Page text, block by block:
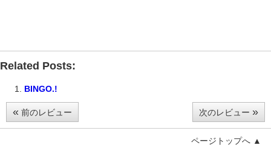
Related Posts:
BINGO.!
« 前のレビュー 次のレビュー »
ページトップへ ▲